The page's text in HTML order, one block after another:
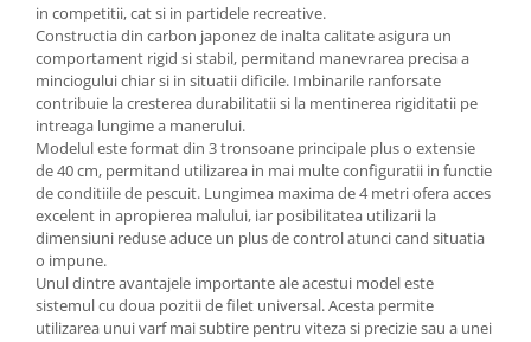
in competitii, cat si in partidele recreative.
Constructia din carbon japonez de inalta calitate asigura un
comportament rigid si stabil, permitand manevrarea precisa a
minciogului chiar si in situatii dificile. Imbinarile ranforsate
contribuie la cresterea durabilitatii si la mentinerea rigiditatii pe
intreaga lungime a manerului.
Modelul este format din 3 tronsoane principale plus o extensie
de 40 cm, permitand utilizarea in mai multe configuratii in functie
de conditiile de pescuit. Lungimea maxima de 4 metri ofera acces
excelent in apropierea malului, iar posibilitatea utilizarii la
dimensiuni reduse aduce un plus de control atunci cand situatia
o impune.
Unul dintre avantajele importante ale acestui model este
sistemul cu doua pozitii de filet universal. Acesta permite
utilizarea unui varf mai subtire pentru viteza si precizie sau a unei